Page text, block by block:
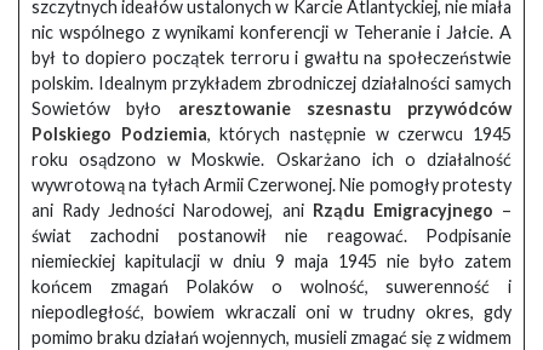
szczytnych ideałów ustalonych w Karcie Atlantyckiej, nie miała
nic wspólnego z wynikami konferencji w Teheranie i Jałcie. A
był to dopiero początek terroru i gwałtu na społeczeństwie
polskim. Idealnym przykładem zbrodniczej działalności samych
Sowietów było aresztowanie szesnastu przywódców
Polskiego Podziemia, których następnie w czerwcu 1945
roku osądzono w Moskwie. Oskarżano ich o działalność
wywrotową na tyłach Armii Czerwonej. Nie pomogły protesty
ani Rady Jedności Narodowej, ani Rządu Emigracyjnego –
świat zachodni postanowił nie reagować. Podpisanie
niemieckiej kapitulacji w dniu 9 maja 1945 nie było zatem
końcem zmagań Polaków o wolność, suwerenność i
niepodległość, bowiem wkraczali oni w trudny okres, gdy
pomimo braku działań wojennych, musieli zmagać się z widmem